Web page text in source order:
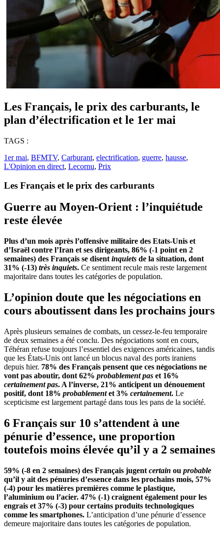
Les Français, le prix des carburants, le
plan d’électrification et le 1er mai
TAGS :
1er mai, BFMTV, Carburant, electrification, guerre, hausse,
L'Opinion en direct, Lecornu, Prix
Les Français et le prix des carburants
Guerre au Moyen-Orient : l’inquiétude
reste élevée
Plus d’un mois après l’offensive militaire des Etats-Unis et
d’Israël contre l’Iran et ses dirigeants, 86% (-1 point en 2
semaines) des Français se disent inquiets de la situation, dont
31% (-13) très inquiets. Ce sentiment recule mais reste largement
majoritaire dans toutes les catégories de population.
L’opinion doute que les négociations en
cours aboutissent dans les prochains jours
Après plusieurs semaines de combats, un cessez-le-feu temporaire
de deux semaines a été conclu. Des négociations sont en cours,
Téhéran refuse toujours l’essentiel des exigences américaines, tandis
que les États-Unis ont lancé un blocus naval des ports iraniens
depuis hier. 78% des Français pensent que ces négociations ne
vont pas aboutir, dont 62% probablement pas et 16%
certainement pas. A l’inverse, 21% anticipent un dénouement
positif, dont 18% probablementet 3% certainement. Le
scepticisme est largement partagé dans tous les pans de la société.
6 Français sur 10 s’attendent à une
pénurie d’essence, une proportion
toutefois moins élevée qu’il y a 2 semaines
59% (-8 en 2 semaines) des Français jugent certain ou probable
qu’il y ait des pénuries d’essence dans les prochains mois, 57%
(-4) pour les matières premières comme le plastique,
l’aluminium ou l’acier. 47% (-1) craignent également pour les
engrais et 37% (-3) pour certains produits technologiques
comme les smartphones. L’anticipation d’une pénurie d’essence
demeure majoritaire dans toutes les catégories de population.